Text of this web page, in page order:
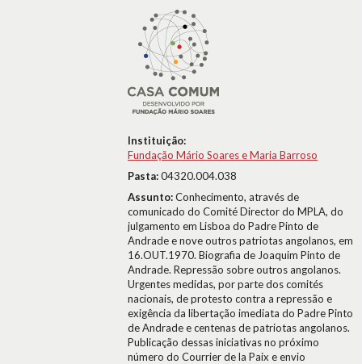
Instituição:
Fundação Mário Soares e Maria Barroso
Pasta:04320.004.038
Assunto:Conhecimento, através de
comunicado do Comité Director do MPLA, do
julgamento em Lisboa do Padre Pinto de
Andrade e nove outros patriotas angolanos, em
16.OUT.1970. Biografia de Joaquim Pinto de
Andrade. Repressão sobre outros angolanos.
Urgentes medidas, por parte dos comités
nacionais, de protesto contra a repressão e
exigência da libertação imediata do Padre Pinto
de Andrade e centenas de patriotas angolanos.
Publicação dessas iniciativas no próximo
número do Courrier de la Paix e envio